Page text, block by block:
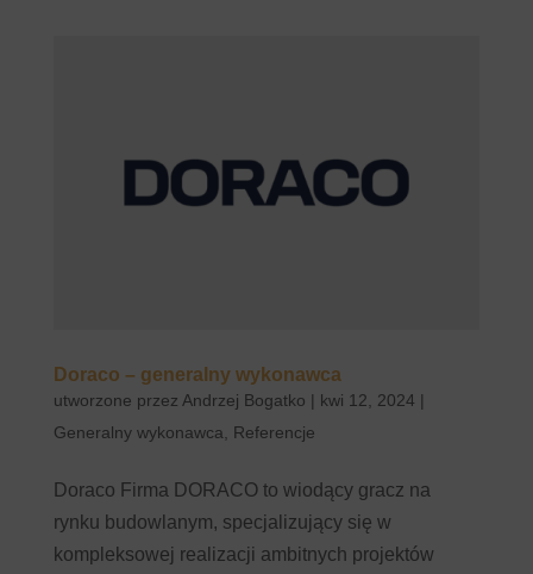
Doraco – generalny wykonawca
utworzone przez Andrzej Bogatko | kwi 12, 2024 |
Generalny wykonawca
Referencje
Doraco Firma DORACO to wiodący gracz na
rynku budowlanym, specjalizujący się w
kompleksowej realizacji ambitnych projektów